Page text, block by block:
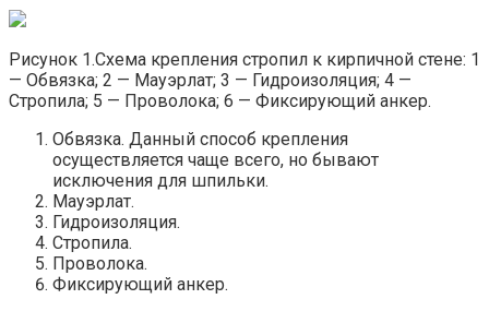
Рисунок 1.Схема крепления стропил к кирпичной стене: 1
— Обвязка; 2 — Мауэрлат; 3 — Гидроизоляция; 4 —
Стропила; 5 — Проволока; 6 — Фиксирующий анкер.
Обвязка. Данный способ крепления
осуществляется чаще всего, но бывают
исключения для шпильки.
Мауэрлат.
Гидроизоляция.
Стропила.
Проволока.
Фиксирующий анкер.